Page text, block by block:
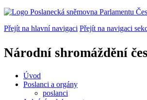
Přejít na hlavní navigaci Přejít na navigaci
Národní shromáždění
Úvod
Poslanci a orgány
poslanci